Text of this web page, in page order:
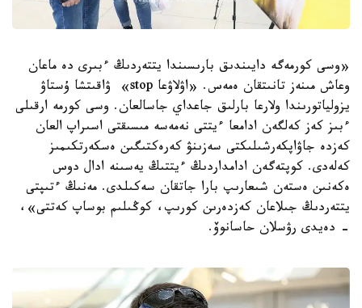
«وسى كورمەگە دايىندىق بارىسىندا يتتەردىڭ ءبىرى دە ماعان
وعاش مىنەز تانىتقان ەمەس. «اۋلاۋعا stop» ۋاقىتشا ۇستاۋ
يزولياتورىندا ولارعا بارلىق جاعداي جاسالعان. وسى كورمە ارقىلى
ءبىز كەز كەلگەن ادامعا ءيتتى نەمەسە مىسىقتى اسىراپ العان
كەزدە جاۋاپكەرشىلىكتى سەزىنۋ كەرەكتىگىن ەسكەرتكىمىز
كەلەدى. كوپتەگەن ادامداردىڭ ءيتتىڭ يەسىنە ادال دوس
ەكەنىن ەستەن شىعارىپ بارا جاتقان سەكىلدى. مەنىڭ ءتىپتى
يتتەردىڭ جىلاعان كەزدەرىن كورىپ، كوڭىلىم بوساپ كەتتى»،
- دەيدى رۋسلان حاسانوۆ.